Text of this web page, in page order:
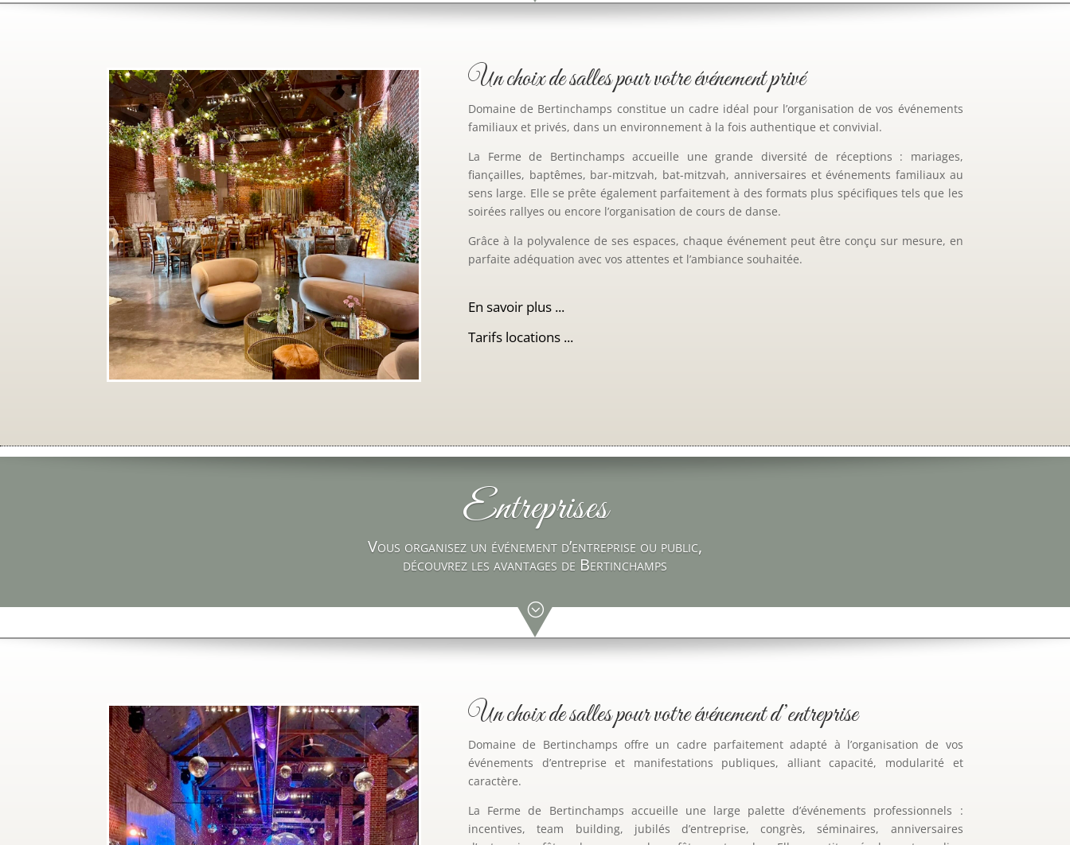
Un choix de salles pour votre événement privé
Domaine de Bertinchamps constitue un cadre idéal pour l’organisation de vos événements
familiaux et privés, dans un environnement à la fois authentique et convivial.
La Ferme de Bertinchamps accueille une grande diversité de réceptions : mariages,
fiançailles, baptêmes, bar-mitzvah, bat-mitzvah, anniversaires et événements familiaux au
sens large. Elle se prête également parfaitement à des formats plus spécifiques tels que les
soirées rallyes ou encore l’organisation de cours de danse.
Grâce à la polyvalence de ses espaces, chaque événement peut être conçu sur mesure, en
parfaite adéquation avec vos attentes et l’ambiance souhaitée.
En savoir plus ...
Tarifs locations ...
Entreprises
Vous organisez un événement d’entreprise ou public,
découvrez les avantages de Bertinchamps
;
Un choix de salles pour votre événement d’entreprise
Domaine de Bertinchamps offre un cadre parfaitement adapté à l’organisation de vos
événements d’entreprise et manifestations publiques, alliant capacité, modularité et
caractère.
La Ferme de Bertinchamps accueille une large palette d’événements professionnels :
incentives, team building, jubilés d’entreprise, congrès, séminaires, anniversaires